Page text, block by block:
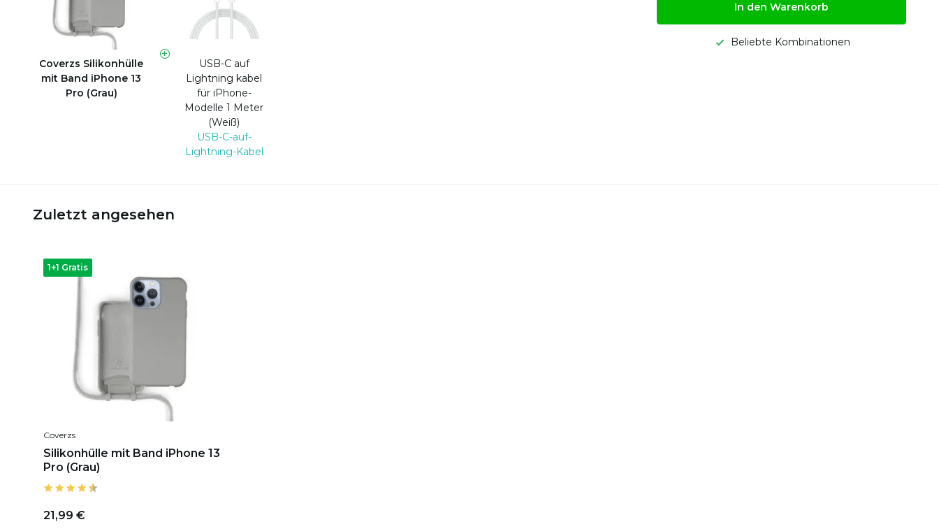
Coverzs Silikonhülle
mit Band iPhone 13
Pro (Grau)
USB-C auf
Lightning kabel
für iPhone-
Modelle 1 Meter
(Weiß)
USB-C-auf-
Lightning-Kabel
In den Warenkorb
Beliebte Kombinationen
Zuletzt angesehen
1+1 Gratis
Coverzs
Silikonhülle mit Band iPhone 13
Pro (Grau)
21,99 €